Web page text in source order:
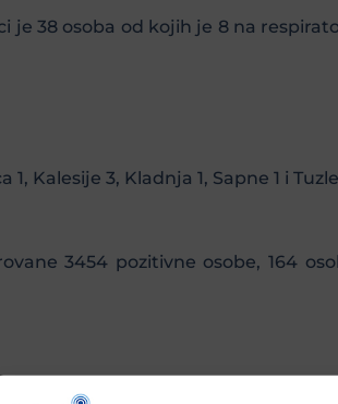
je 38 osoba od kojih je 8 na
1, Kalesije 3, Kladnja 1, Sapne 1 i
3454 pozitivne osobe, 164